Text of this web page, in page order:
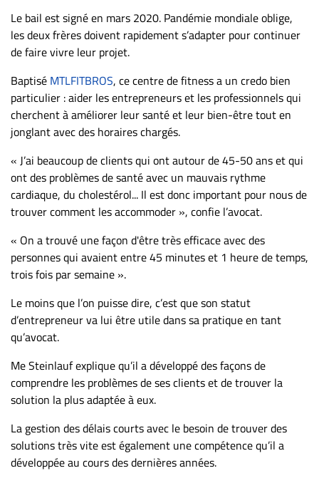
Solutions de
recrutements
TROUVEZ-
NOUS
Nous
joindre
À
propos
Infolettre
S’abonner
FAQ
Politique de
confidentialité
Le bail est signé en mars 2020. Pandémie mondiale oblige,
les deux frères doivent rapidement s’adapter pour continuer
de faire vivre leur projet.
Baptisé MTLFITBROS, ce centre de fitness a un credo bien
particulier : aider les entrepreneurs et les professionnels qui
cherchent à améliorer leur santé et leur bien-être tout en
jonglant avec des horaires chargés.
« J’ai beaucoup de clients qui ont autour de 45-50 ans et qui
ont des problèmes de santé avec un mauvais rythme
cardiaque, du cholestérol... Il est donc important pour nous de
trouver comment les accommoder », confie l’avocat.
« On a trouvé une façon d'être très efficace avec des
personnes qui avaient entre 45 minutes et 1 heure de temps,
trois fois par semaine ».
Le moins que l’on puisse dire, c’est que son statut
d’entrepreneur va lui être utile dans sa pratique en tant
qu’avocat.
Me Steinlauf explique qu’il a développé des façons de
comprendre les problèmes de ses clients et de trouver la
solution la plus adaptée à eux.
La gestion des délais courts avec le besoin de trouver des
solutions très vite est également une compétence qu’il a
développée au cours des dernières années.